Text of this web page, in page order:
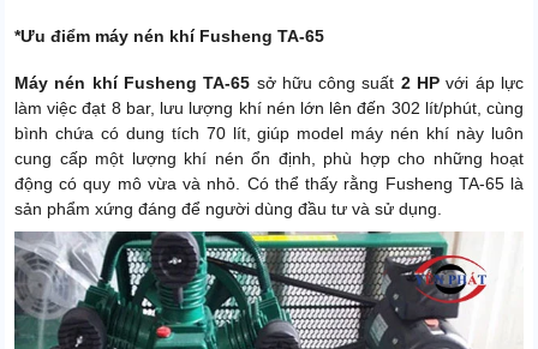
*Ưu điểm máy nén khí Fusheng TA-65
Máy nén khí Fusheng TA-65 sở hữu công suất 2 HP với áp lực
làm việc đạt 8 bar, lưu lượng khí nén lớn lên đến 302 lít/phút, cùng
bình chứa có dung tích 70 lít, giúp model máy nén khí này luôn
cung cấp một lượng khí nén ổn định, phù hợp cho những hoạt
động có quy mô vừa và nhỏ. Có thể thấy rằng Fusheng TA-65 là
sản phẩm xứng đáng để người dùng đầu tư và sử dụng.